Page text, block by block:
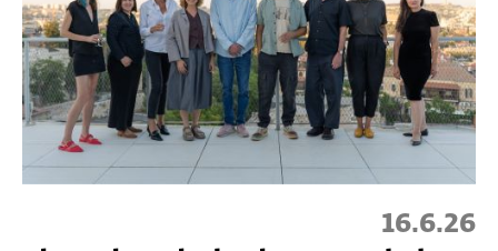
16.6.26